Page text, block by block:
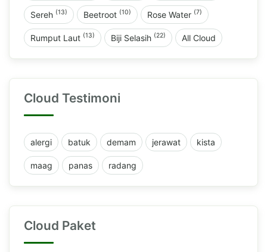
Sereh (13) Beetroot (10) Rose Water (7)
Rumput Laut (13) Biji Selasih (22) All Cloud
Cloud Testimoni
alergi batuk demam jerawat kista
maag panas radang
Cloud Paket